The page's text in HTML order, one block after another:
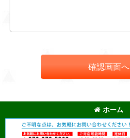
確認画面へ
ホーム